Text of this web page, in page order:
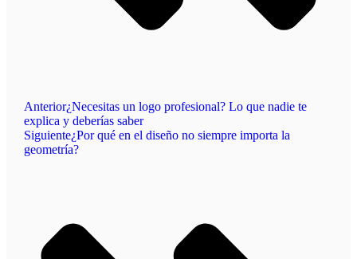
Anterior¿Necesitas un logo profesional? Lo que nadie te
explica y deberías saber
Siguiente¿Por qué en el diseño no siempre importa la
geometría?